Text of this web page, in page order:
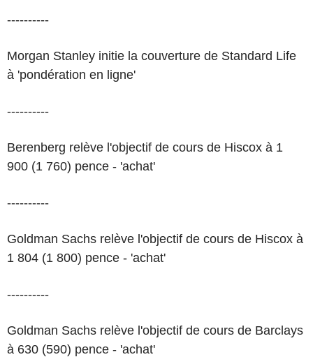
----------
Morgan Stanley initie la couverture de Standard Life
à 'pondération en ligne'
----------
Berenberg relève l'objectif de cours de Hiscox à 1
900 (1 760) pence - 'achat'
----------
Goldman Sachs relève l'objectif de cours de Hiscox à
1 804 (1 800) pence - 'achat'
----------
Goldman Sachs relève l'objectif de cours de Barclays
à 630 (590) pence - 'achat'